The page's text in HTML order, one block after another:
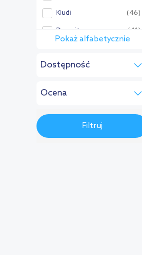
Kludi (46)
Duravit (41)
Mariner (36)
Paradyż (30)
Pokaż alfabetycznie
Dostępność
Ocena
Filtruj